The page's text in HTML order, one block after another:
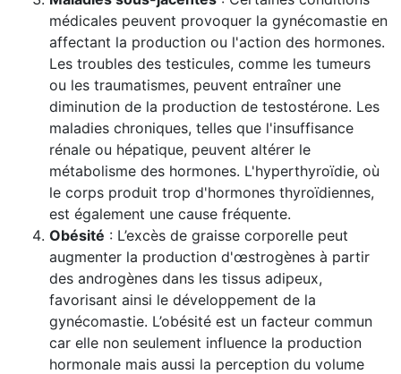
médicales peuvent provoquer la gynécomastie en
affectant la production ou l'action des hormones.
Les troubles des testicules, comme les tumeurs
ou les traumatismes, peuvent entraîner une
diminution de la production de testostérone. Les
maladies chroniques, telles que l'insuffisance
rénale ou hépatique, peuvent altérer le
métabolisme des hormones. L'hyperthyroïdie, où
le corps produit trop d'hormones thyroïdiennes,
est également une cause fréquente.
Obésité : L’excès de graisse corporelle peut
augmenter la production d'œstrogènes à partir
des androgènes dans les tissus adipeux,
favorisant ainsi le développement de la
gynécomastie. L’obésité est un facteur commun
car elle non seulement influence la production
hormonale mais aussi la perception du volume